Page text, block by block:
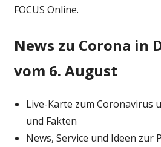
FOCUS Online.
News zu Corona in
vom 6. August
Live-Karte zum Coronavirus
und Fakten
News, Service und Ideen zur